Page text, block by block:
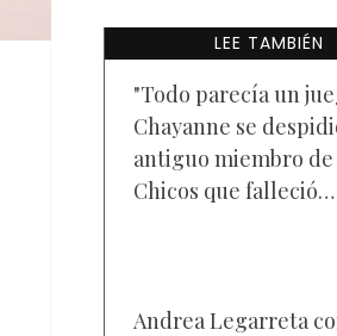
LEE TAMBIÉN
"Todo parecía un
Chayanne se
antiguo miembro de
Chicos que falleció
Andrea Legarreta